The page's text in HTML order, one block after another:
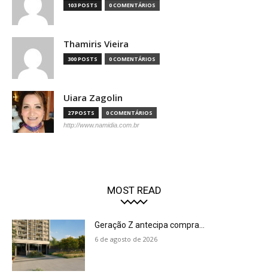
103 POSTS 0 COMENTÁRIOS
Thamiris Vieira
300 POSTS 0 COMENTÁRIOS
Uiara Zagolin
27 POSTS 0 COMENTÁRIOS
http://www.namidia.com.br
MOST READ
Geração Z antecipa compra...
6 de agosto de 2026